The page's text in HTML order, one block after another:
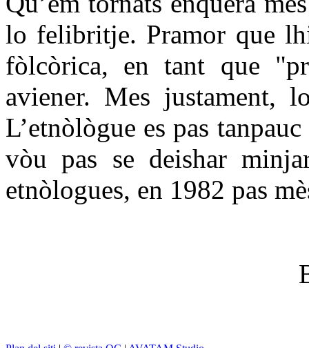
lo felibritje. Pramor que
fòlcòrica, en tant que
aviener. Mes justament,
L’etnòlògue es pas
vòu pas se deishar
etnòlogues, en 1982 pas